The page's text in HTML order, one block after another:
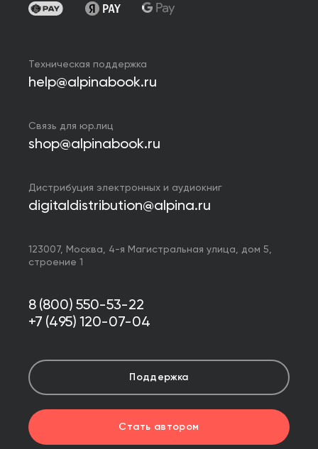
Техническая поддержка
help@alpinabook.ru
Связь для юр.лиц
shop@alpinabook.ru
Дистрибуция электронных и аудиокниг
digitaldistribution@alpina.ru
123007, Москва
4-я Магистральная улица, дом 5,
строение 1
8 (800) 550-53-22
+7 (495) 120-07-04
Поддержка
Стать автором